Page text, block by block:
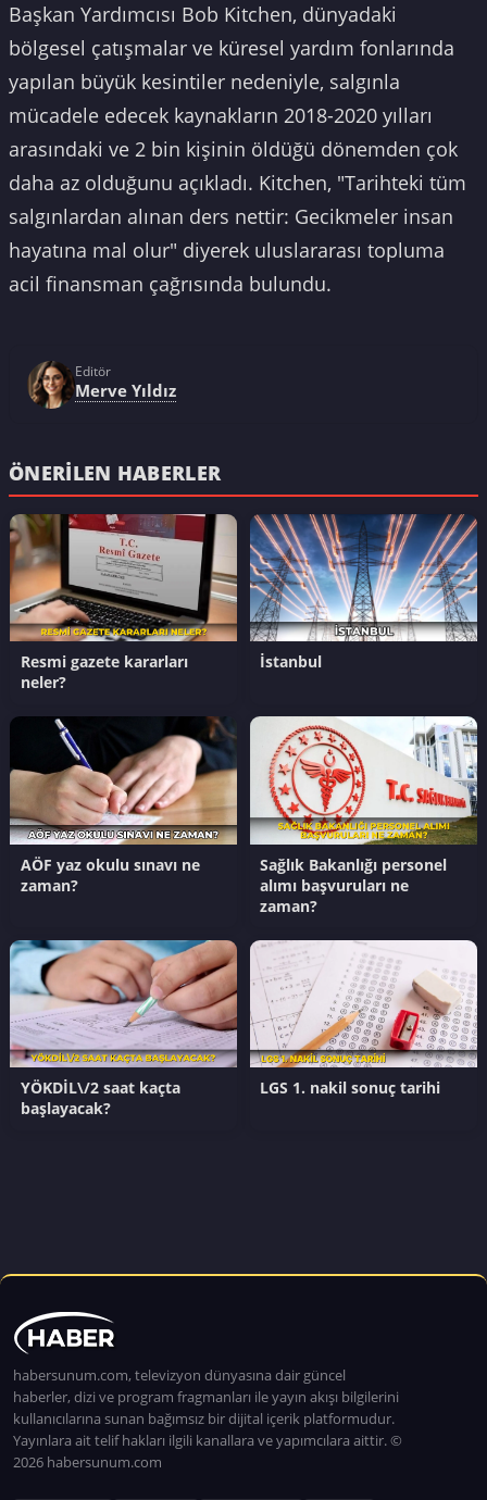
Başkan Yardımcısı Bob Kitchen, dünyadaki
bölgesel çatışmalar ve küresel yardım fonlarında
yapılan büyük kesintiler nedeniyle, salgınla
mücadele edecek kaynakların 2018-2020 yılları
arasındaki ve 2 bin kişinin öldüğü dönemden çok
daha az olduğunu açıkladı. Kitchen, "Tarihteki tüm
salgınlardan alınan ders nettir: Gecikmeler insan
hayatına mal olur" diyerek uluslararası topluma
acil finansman çağrısında bulundu.
Editör
Merve Yıldız
ÖNERILEN HABERLER
Resmi gazete kararları
neler?
İstanbul
AÖF yaz okulu sınavı ne
zaman?
Sağlık Bakanlığı personel
alımı başvuruları ne
zaman?
YÖKDİL\/2 saat kaçta
başlayacak?
LGS 1. nakil sonuç tarihi
habersunum.com, televizyon dünyasına dair güncel
haberler, dizi ve program fragmanları ile yayın akışı bilgilerini
kullanıcılarına sunan bağımsız bir dijital içerik platformudur.
Yayınlara ait telif hakları ilgili kanallara ve yapımcılara aittir. ©
2026 habersunum.com